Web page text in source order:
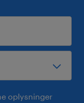
oplysninger